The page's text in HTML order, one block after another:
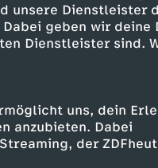
unsere Dienstleister
geben wir deine
Dienstleister sind.
uns, dein
anzubieten. Dabei
der